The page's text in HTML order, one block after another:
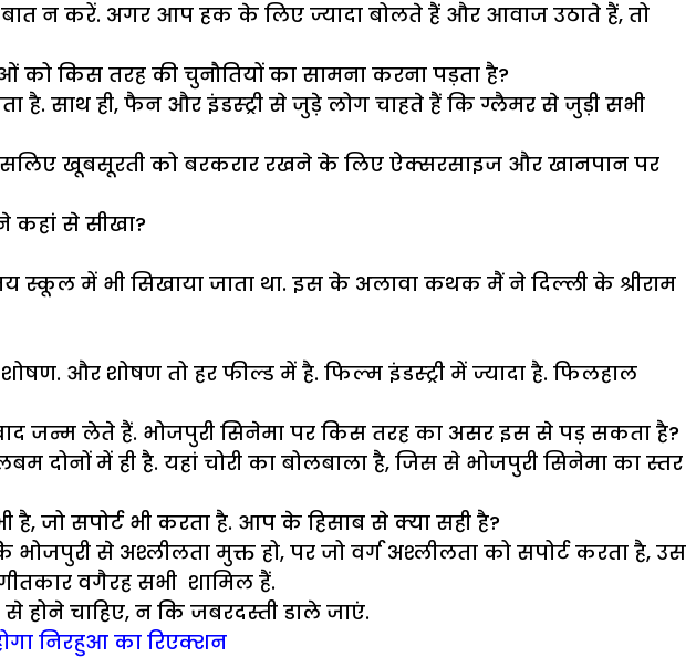
न करें. अगर आप हक के लिए ज्यादा बोलते हैं और आवाज उठाते हैं, तो
को किस तरह की चुनौतियों का सामना करना पड़ता है?
है. साथ ही, फैन और इंडस्ट्री से जुड़े लोग चाहते हैं कि ग्लैमर से जुड़ी सभी
खूबसूरती को बरकरार रखने के लिए ऐक्सरसाइज और खानपान पर
कहां से सीखा?
स्कूल में भी सिखाया जाता था. इस के अलावा कथक मैं ने दिल्ली के श्रीराम
और शोषण तो हर फील्ड में है. फिल्म इंडस्ट्री में ज्यादा है. फिलहाल
जन्म लेते हैं. भोजपुरी सिनेमा पर किस तरह का असर इस से पड़ सकता है?
में ही है. यहां चोरी का बोलबाला है, जिस से भोजपुरी सिनेमा का स्तर
है, जो सपोर्ट भी करता है. आप के हिसाब से क्या सही है?
से अश्लीलता मुक्त हो, पर जो वर्ग अश्लीलता को सपोर्ट करता है, उस
वगैरह सभी शामिल हैं.
होने चाहिए, न कि जबरदस्ती डाले जाएं.
निरहुआ का रिएक्शन